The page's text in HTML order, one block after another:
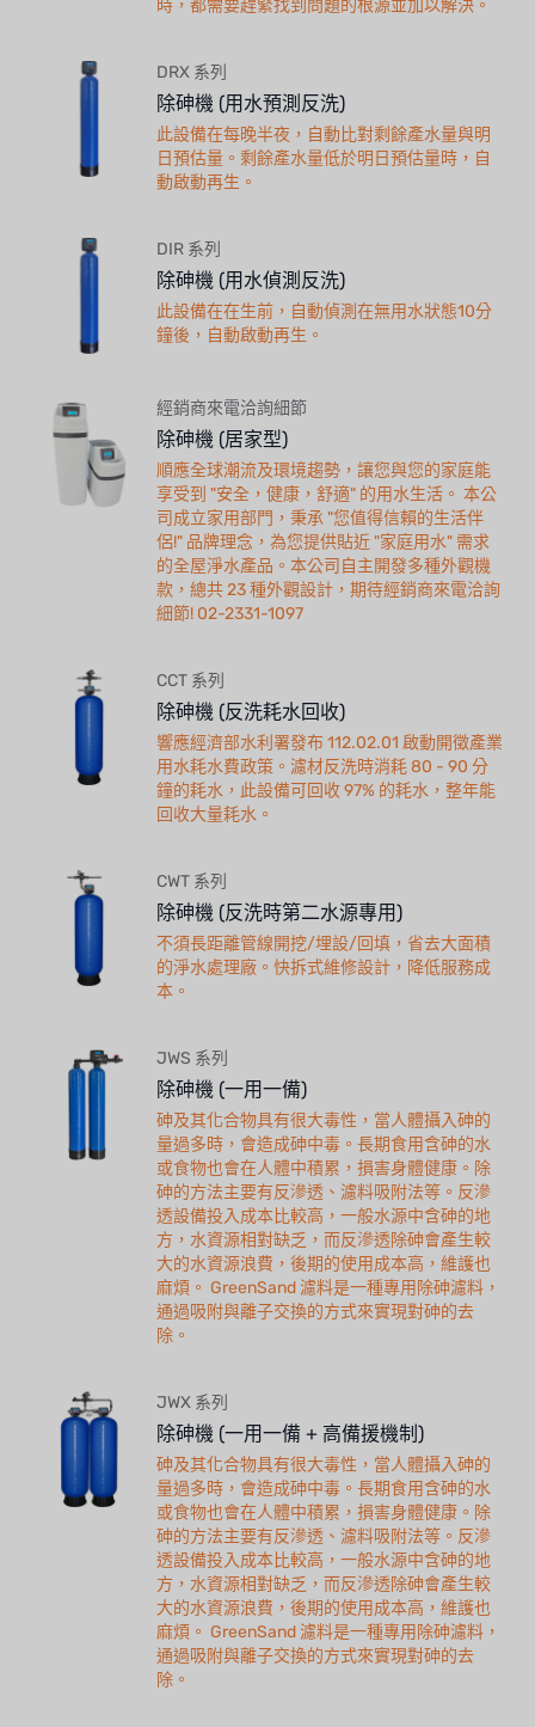
時，都需要趕緊找到問題的根源並加以解決。
DRX 系列
除砷機 (用水預測反洗)
此設備在每晚半夜，自動比對剩餘產水量與明
日預估量。剩餘產水量低於明日預估量時，自
動啟動再生。
DIR 系列
除砷機 (用水偵測反洗)
此設備在在生前，自動偵測在無用水狀態10分
鐘後，自動啟動再生。
經銷商來電洽詢細節
除砷機 (居家型)
順應全球潮流及環境趨勢，讓您與您的家庭能
享受到 "安全，健康，舒適" 的用水生活。 本公
司成立家用部門，秉承 "您值得信賴的生活伴
侶!" 品牌理念，為您提供貼近 "家庭用水" 需求
的全屋淨水產品。本公司自主開發多種外觀機
款，總共 23 種外觀設計，期待經銷商來電洽詢
細節! 02-2331-1097
CCT 系列
除砷機 (反洗耗水回收)
響應經濟部水利署發布 112.02.01 啟動開徵產業
用水耗水費政策。濾材反洗時消耗 80 - 90 分
鐘的耗水，此設備可回收 97% 的耗水，整年能
回收大量耗水。
CWT 系列
除砷機 (反洗時第二水源專用)
不須長距離管線開挖/埋設/回填，省去大面積
的淨水處理廠。快拆式維修設計，降低服務成
本。
JWS 系列
除砷機 (一用一備)
砷及其化合物具有很大毒性，當人體攝入砷的
量過多時，會造成砷中毒。長期食用含砷的水
或食物也會在人體中積累，損害身體健康。除
砷的方法主要有反滲透、濾料吸附法等。反滲
透設備投入成本比較高，一般水源中含砷的地
方，水資源相對缺乏，而反滲透除砷會產生較
大的水資源浪費，後期的使用成本高，維護也
麻煩。 GreenSand 濾料是一種專用除砷濾料，
通過吸附與離子交換的方式來實現對砷的去
除。
JWX 系列
除砷機 (一用一備 + 高備援機制)
砷及其化合物具有很大毒性，當人體攝入砷的
量過多時，會造成砷中毒。長期食用含砷的水
或食物也會在人體中積累，損害身體健康。除
砷的方法主要有反滲透、濾料吸附法等。反滲
透設備投入成本比較高，一般水源中含砷的地
方，水資源相對缺乏，而反滲透除砷會產生較
大的水資源浪費，後期的使用成本高，維護也
麻煩。 GreenSand 濾料是一種專用除砷濾料，
通過吸附與離子交換的方式來實現對砷的去
除。